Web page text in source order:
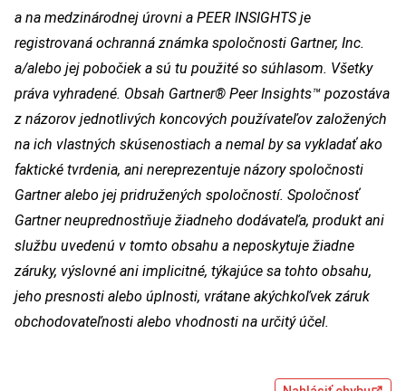
a na medzinárodnej úrovni a PEER INSIGHTS je
registrovaná ochranná známka spoločnosti Gartner, Inc.
a/alebo jej pobočiek a sú tu použité so súhlasom. Všetky
práva vyhradené. Obsah Gartner® Peer Insights™ pozostáva
z názorov jednotlivých koncových používateľov založených
na ich vlastných skúsenostiach a nemal by sa vykladať ako
faktické tvrdenia, ani nereprezentuje názory spoločnosti
Gartner alebo jej pridružených spoločností. Spoločnosť
Gartner neuprednostňuje žiadneho dodávateľa, produkt ani
službu uvedenú v tomto obsahu a neposkytuje žiadne
záruky, výslovné ani implicitné, týkajúce sa tohto obsahu,
jeho presnosti alebo úplnosti, vrátane akýchkoľvek záruk
obchodovateľnosti alebo vhodnosti na určitý účel.